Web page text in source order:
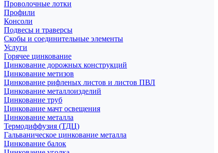
Проволочные лотки
Профили
Консоли
Подвесы и траверсы
Скобы и соединительные элементы
Услуги
Горячее цинкование
Цинкование дорожных конструкций
Цинкование метизов
Цинкование рифленых листов и листов ПВЛ
Цинкование металлоизделий
Цинкование труб
Цинкование мачт освещения
Цинкование металла
Термодиффузия (ТДЦ)
Гальваническое цинкование металла
Цинкование балок